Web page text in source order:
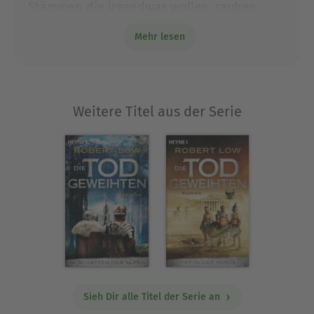
ist der Autor verstorben.
Mehr lesen
Weitere Titel aus der Serie
Sieh Dir alle Titel der Serie an